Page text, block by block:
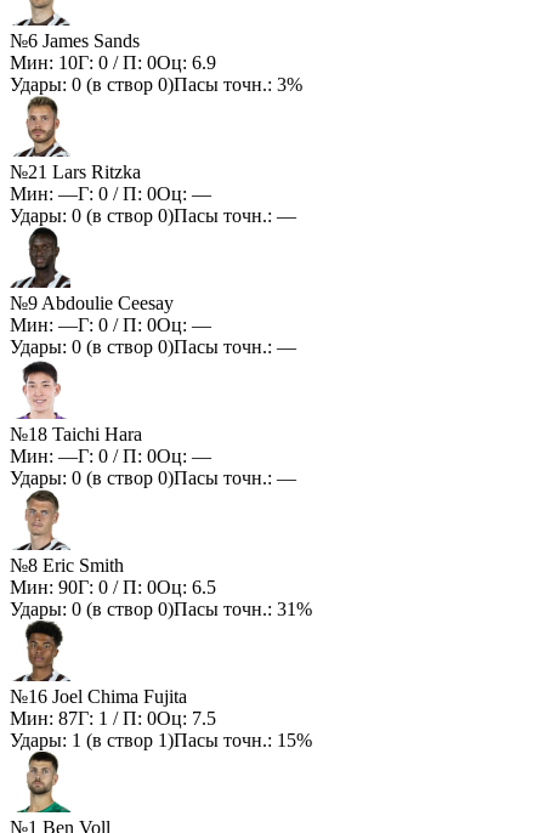
№6 James Sands
Мин: 10Г: 0 / П: 0Оц: 6.9
Удары: 0 (в створ 0)Пасы точн.: 3%
№21 Lars Ritzka
Мин: —Г: 0 / П: 0Оц: —
Удары: 0 (в створ 0)Пасы точн.: —
№9 Abdoulie Ceesay
Мин: —Г: 0 / П: 0Оц: —
Удары: 0 (в створ 0)Пасы точн.: —
№18 Taichi Hara
Мин: —Г: 0 / П: 0Оц: —
Удары: 0 (в створ 0)Пасы точн.: —
№8 Eric Smith
Мин: 90Г: 0 / П: 0Оц: 6.5
Удары: 0 (в створ 0)Пасы точн.: 31%
№16 Joel Chima Fujita
Мин: 87Г: 1 / П: 0Оц: 7.5
Удары: 1 (в створ 1)Пасы точн.: 15%
№1 Ben Voll